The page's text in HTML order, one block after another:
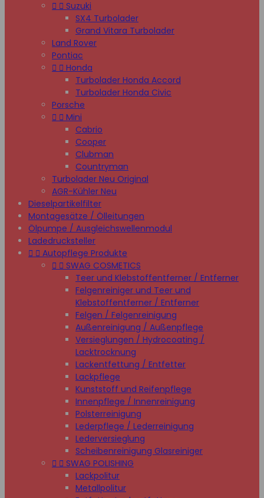
  Suzuki
SX4 Turbolader
Grand Vitara Turbolader
Land Rover
Pontiac
  Honda
Turbolader Honda Accord
Turbolader Honda Civic
Porsche
  Mini
Cabrio
Cooper
Clubman
Countryman
Turbolader Neu Original
AGR-Kühler Neu
Dieselpartikelfilter
Montagesätze / Ölleitungen
Ölpumpe / Ausgleichswellenmodul
Ladedrucksteller
  Autopflege Produkte
  SWAG COSMETICS
Teer und Klebstoffentferner / Entferner
Felgenreiniger und Teer und
Klebstoffentferner / Entferner
Felgen / Felgenreinigung
Außenreinigung / Außenpflege
Versieglungen / Hydrocoating /
Lacktrocknung
Lackentfettung / Entfetter
Lackpflege
Kunststoff und Reifenpflege
Innenpflege / Innenreinigung
Polsterreinigung
Lederpflege / Lederreinigung
Lederversieglung
Scheibenreinigung Glasreiniger
  SWAG POLISHING
Lackpolitur
Metallpolitur